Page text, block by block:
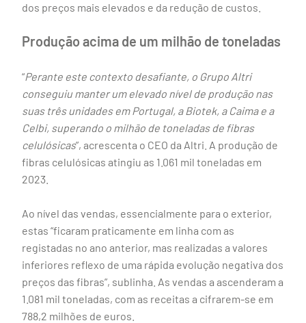
dos preços mais elevados e da redução de custos.
Produção acima de um milhão de toneladas
“Perante este contexto desafiante, o Grupo Altri
conseguiu manter um elevado nível de produção nas
suas três unidades em Portugal, a Biotek, a Caima e a
Celbi, superando o milhão de toneladas de fibras
celulósicas”, acrescenta o CEO da Altri. A produção de
fibras celulósicas atingiu as 1.061 mil toneladas em
2023.
Ao nível das vendas, essencialmente para o exterior,
estas “ficaram praticamente em linha com as
registadas no ano anterior, mas realizadas a valores
inferiores reflexo de uma rápida evolução negativa dos
preços das fibras”, sublinha. As vendas a ascenderam a
1.081 mil toneladas, com as receitas a cifrarem-se em
788,2 milhões de euros.